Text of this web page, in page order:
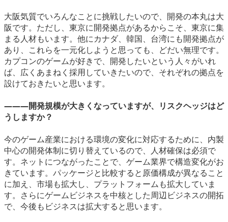
大阪気質でいろんなことに挑戦したいので、開発の本丸は大
阪です。ただし、東京に開発拠点があるからこそ、東京に集
まる人材もいます。他にカナダ、韓国、台湾にも開発拠点が
あり、これらを一元化しようと思っても、どだい無理です。
カプコンのゲームが好きで、開発したいという人々がいれ
ば、広くあまねく採用していきたいので、それぞれの拠点を
設けておきたいと思います。
―――開発規模が大きくなっていますが、リスクヘッジはど
うしますか？
今のゲーム産業における環境の変化に対応するために、内製
中心の開発体制に切り替えているので、人材確保は必須で
す。ネットにつながったことで、ゲーム業界で構造変化がお
きています。パッケージと比較すると原価構成が異なること
に加え、市場も拡大し、プラットフォームも拡大していま
す。さらにゲームビジネスを中核とした周辺ビジネスの開拓
で、今後もビジネスは拡大すると思います。